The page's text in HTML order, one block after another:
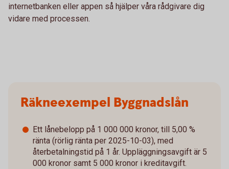
internetbanken eller appen så hjälper våra rådgivare dig
vidare med processen.
Räkneexempel Byggnadslån
Ett lånebelopp på 1 000 000 kronor, till 5,00 %
ränta (rörlig ränta per 2025-10-03), med
återbetalningstid på 1 år. Uppläggningsavgift är 5
000 kronor samt 5 000 kronor i kreditavgift.